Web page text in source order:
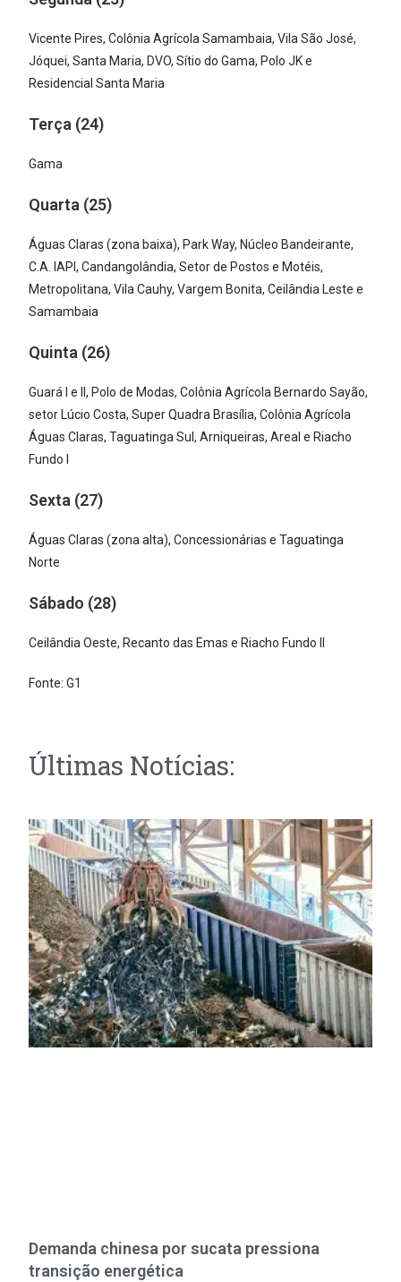
Vicente Pires, Colônia Agrícola Samambaia, Vila São José,
Jóquei, Santa Maria, DVO, Sítio do Gama, Polo JK e
Residencial Santa Maria
Terça (24)
Gama
Quarta (25)
Águas Claras (zona baixa), Park Way, Núcleo Bandeirante,
C.A. IAPI, Candangolândia, Setor de Postos e Motéis,
Metropolitana, Vila Cauhy, Vargem Bonita, Ceilândia Leste e
Samambaia
Quinta (26)
Guará I e II, Polo de Modas, Colônia Agrícola Bernardo Sayão,
setor Lúcio Costa, Super Quadra Brasília, Colônia Agrícola
Águas Claras, Taguatinga Sul, Arniqueiras, Areal e Riacho
Fundo I
Sexta (27)
Águas Claras (zona alta), Concessionárias e Taguatinga
Norte
Sábado (28)
Ceilândia Oeste, Recanto das Emas e Riacho Fundo II
Fonte: G1
Últimas Notícias:
Demanda chinesa por sucata pressiona
transição energética